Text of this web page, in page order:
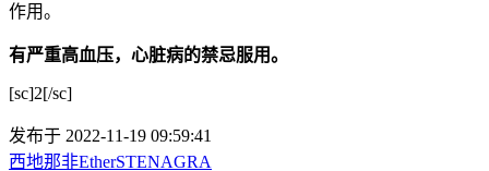
作用。
有严重高血压，心脏病的禁忌服用。
[sc]2[/sc]
发布于 2022-11-19 09:59:41
西地那非EtherSTENAGRA